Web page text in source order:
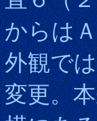
からは
外観で
変更。